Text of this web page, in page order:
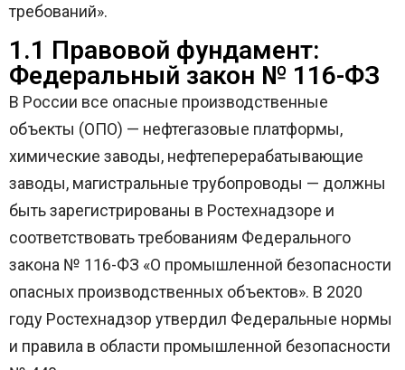
требований».
1.1 Правовой фундамент:
Федеральный закон № 116-ФЗ
В России все опасные производственные
объекты (ОПО) — нефтегазовые платформы,
химические заводы, нефтеперерабатывающие
заводы, магистральные трубопроводы — должны
быть зарегистрированы в Ростехнадзоре и
соответствовать требованиям Федерального
закона № 116-ФЗ «О промышленной безопасности
опасных производственных объектов». В 2020
году Ростехнадзор утвердил Федеральные нормы
и правила в области промышленной безопасности